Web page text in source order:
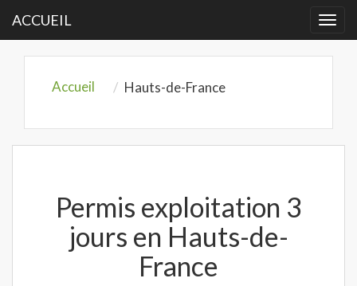
ACCUEIL
Accueil Hauts-de-France
Permis exploitation 3
jours en Hauts-de-
France